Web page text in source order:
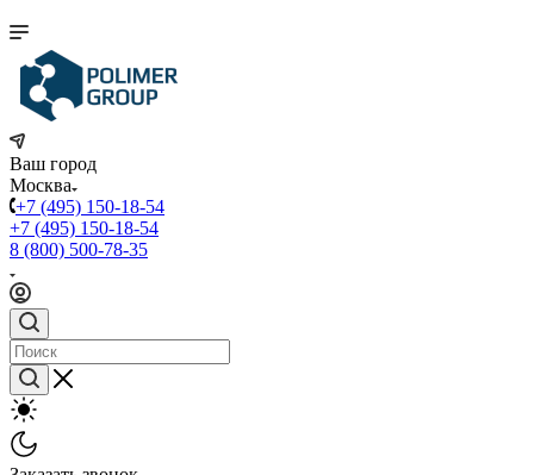
Ваш город
Москва
+7 (495) 150-18-54
+7 (495) 150-18-54
8 (800) 500-78-35